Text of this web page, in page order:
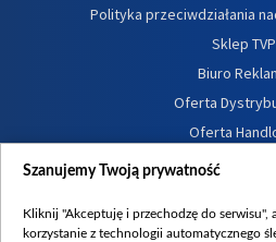
Polityka przeciwdziałania
Sklep TVP
Biuro
Oferta
Oferta
Dostępność
Procedura zgłoszeń
Szanujemy Twoją prywatność
Kliknij "Akceptuję i przechodzę do serwisu",
korzystanie z technologii automatycznego